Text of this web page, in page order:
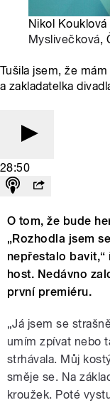
Nikol
Myslivečková,
Tušila jsem, že
a zakladatelka
28:50
O tom, že bude
„Rozhodla jsem
nepřestalo
host. Nedávno
první premiéru.
„Já jsem se
umím zpívat nebo
strhávala. Můj
směje se. Na
kroužek. Poté